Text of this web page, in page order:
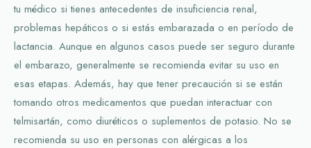
tu médico si tienes antecedentes de insuficiencia renal,
problemas hepáticos o si estás embarazada o en período de
lactancia. Aunque en algunos casos puede ser seguro durante
el embarazo, generalmente se recomienda evitar su uso en
esas etapas. Además, hay que tener precaución si se están
tomando otros medicamentos que puedan interactuar con
telmisartán, como diuréticos o suplementos de potasio. No se
recomienda su uso en personas con alérgicas a los